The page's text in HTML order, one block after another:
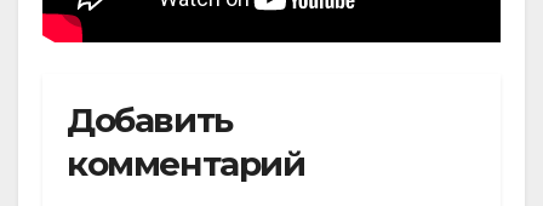
Добавить
комментарий